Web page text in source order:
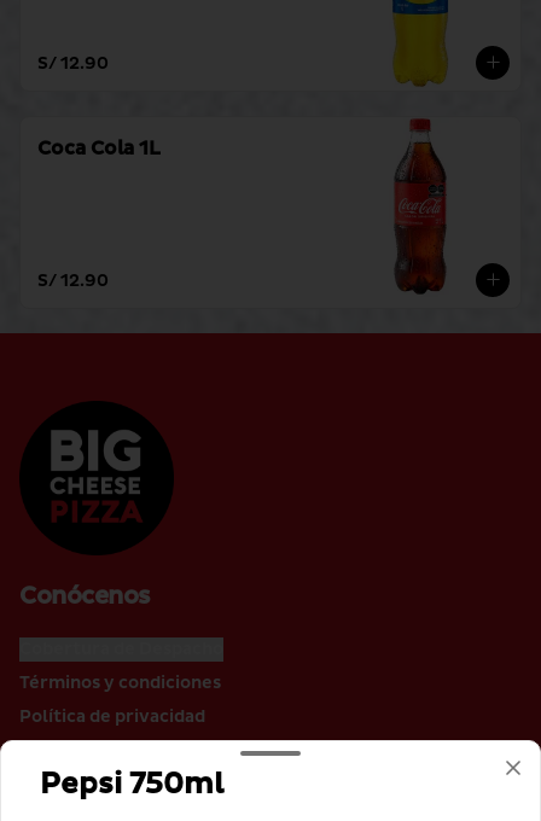
S/ 12.90
Coca Cola 1L
S/ 12.90
Conócenos
Términos y condiciones
Política de privacidad
Redes sociales
Pepsi 750ml